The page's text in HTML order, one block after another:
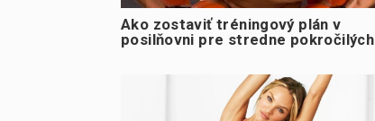
Ako zostaviť tréningový plán v
posilňovni pre stredne pokročilých